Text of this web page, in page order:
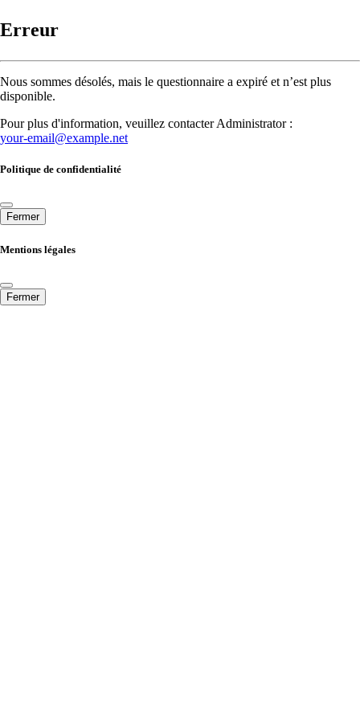
Erreur
Nous sommes désolés, mais le questionnaire a expiré et n’est plus
disponible.
Pour plus d'information, veuillez contacter Administrator :
your-email@example.net
Politique de confidentialité
Fermer
Mentions légales
Fermer